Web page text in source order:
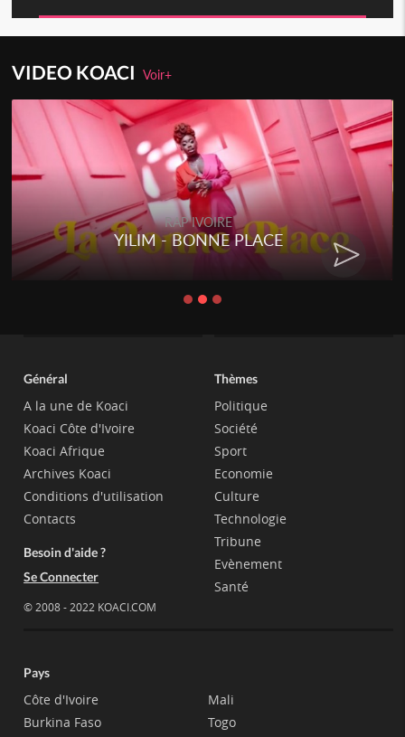
VIDEO KOACIVoir+
RAP IVOIRE
YILIM - BONNE PLACE
Général
A la une de Koaci
Koaci Côte d'Ivoire
Koaci Afrique
Archives Koaci
Conditions d'utilisation
Contacts
Besoin d'aide ?
Se Connecter
© 2008 - 2022 KOACI.COM
Thèmes
Politique
Société
Sport
Economie
Culture
Technologie
Tribune
Evènement
Santé
Pays
Côte d'Ivoire
Burkina Faso
Mali
Togo